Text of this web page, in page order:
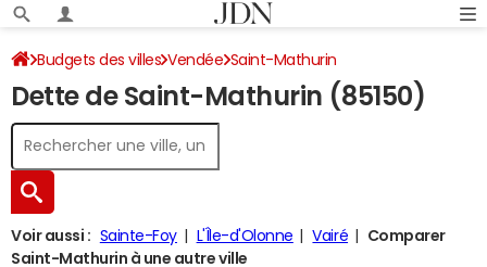
Budgets des villes Vendée Saint-Mathurin
Dette au 31/12/2024
Dette de Saint-Mathurin (85150)
Voir aussi : Sainte-Foy L'Île-d'Olonne Vairé
Comparer
Saint-Mathurin à une autre ville